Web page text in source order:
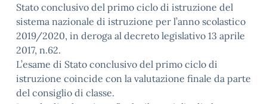
Stato conclusivo del primo ciclo di istruzione del
sistema nazionale di istruzione per l’anno scolastico
2019/2020, in deroga al decreto legislativo 13 aprile
2017, n.62.
L’esame di Stato conclusivo del primo ciclo di
istruzione coincide con la valutazione finale da parte
del consiglio di classe.